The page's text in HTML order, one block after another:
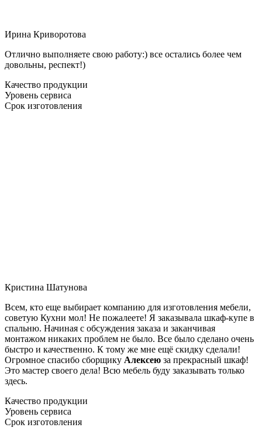
Ирина Криворотова
Отлично выполняете свою работу:) все остались более чем
довольны, респект!)
Качество продукции
Уровень сервиса
Срок изготовления
Кристина Шатунова
Всем, кто еще выбирает компанию для изготовления мебели,
советую Кухни мол! Не пожалеете! Я заказывала шкаф-купе в
спальню. Начиная с обсуждения заказа и заканчивая
монтажом никаких проблем не было. Все было сделано очень
быстро и качественно. К тому же мне ещё скидку сделали!
Огромное спасибо сборщику Алексею за прекрасный шкаф!
Это мастер своего дела! Всю мебель буду заказывать только
здесь.
Качество продукции
Уровень сервиса
Срок изготовления